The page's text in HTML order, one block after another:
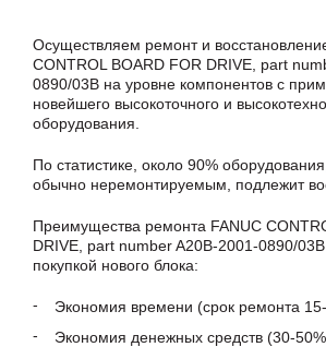
Осуществляем ремонт и
CONTROL BOARD FOR DRIVE, part
0890/03B на уровне компонентов с
новейшего высокоточного и
оборудования.
По статистике, около 90%
обычно неремонтируемым, подлежит
Преимущества ремонта FANUC
DRIVE, part number A20B-2001-0890/
покупкой нового блока:
Экономия времени (срок ремонта
Экономия денежных средств (30-